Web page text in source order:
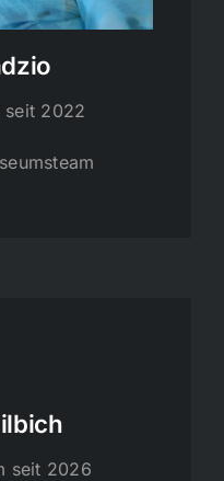
seit 2022
seit 2026